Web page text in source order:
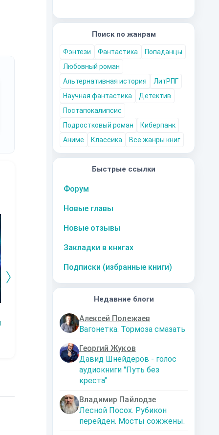
Поиск по жанрам
Фэнтези Фантастика
Попаданцы
Любовный роман
Альтернативная история
ЛитРПГ
Научная фантастика
Детектив
Постапокалипсис
Подростковый роман
Киберпанк
Аниме
Классика Все жанры книг
Быстрые ссылки
Форум
Новые главы
Новые отзывы
Закладки в книгах
Подписки (избранные книги)
Недавние блоги
Алексей Полежаев
Вагонетка. Тормоза смазать
Георгий Жуков
Давид Шнейдеров - голос
аудиокниги "Путь без
креста"
Владимир Пайлодзе
Лесной Посох. Рубикон
перейден. Мосты сожжены.
Наталья
Шкуриндина
10 за часть
Константин
Муравьев
императора
Аксюта Янсен